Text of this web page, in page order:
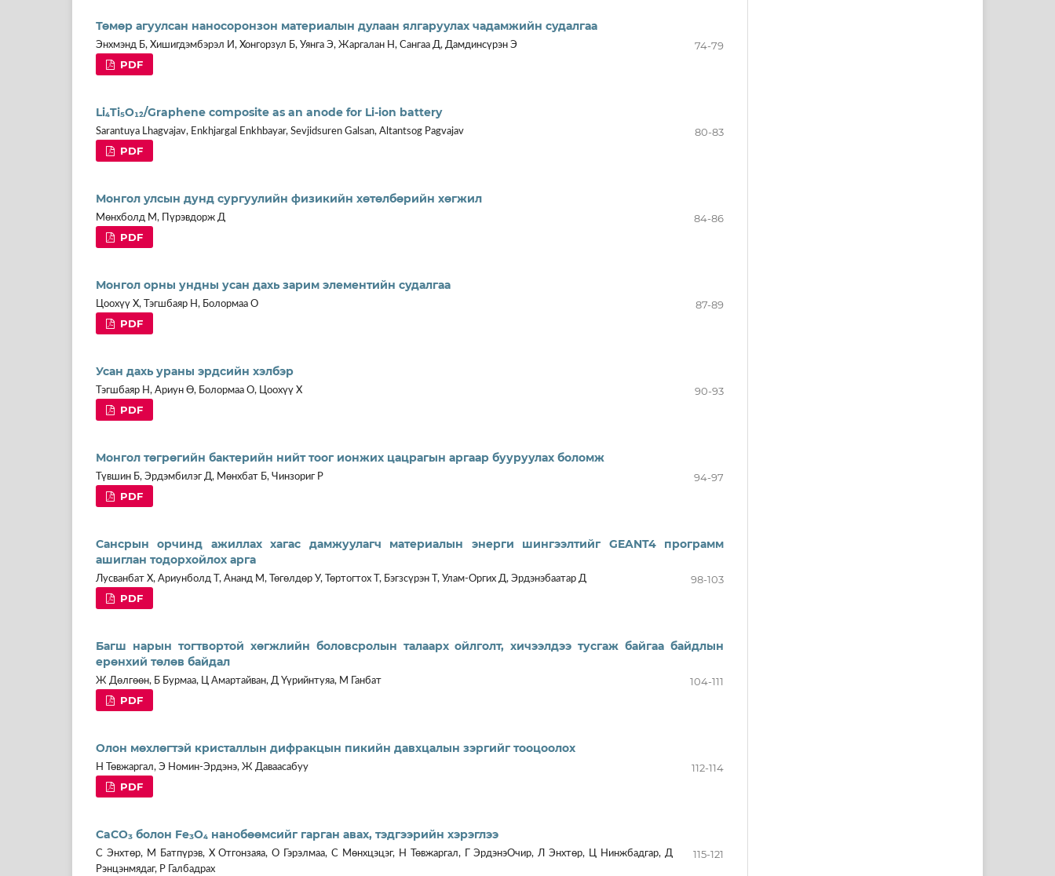
Төмөр агуулсан наносоронзон материалын дулаан ялгаруулах чадамжийн судалгаа
Энхмэнд Б, Хишигдэмбэрэл И, Хонгорзул Б, Уянга Э, Жаргалан Н, Сангаа Д, Дамдинсүрэн Э
74-79
PDF
Li₄Ti₅O₁₂/Graphene composite as an anode for Li-ion battery
Sarantuya Lhagvajav, Enkhjargal Enkhbayar, Sevjidsuren Galsan, Altantsog Pagvajav
80-83
PDF
Монгол улсын дунд сургуулийн физикийн хөтөлбөрийн хөгжил
Мөнхболд М, Пүрэвдорж Д
84-86
PDF
Монгол орны ундны усан дахь зарим элементийн судалгаа
Цоохүү Х, Тэгшбаяр Н, Болормаа О
87-89
PDF
Усан дахь ураны эрдсийн хэлбэр
Тэгшбаяр Н, Ариун Ө, Болормаа О, Цоохүү Х
90-93
PDF
Монгол төгрөгийн бактерийн нийт тоог ионжих цацрагын аргаар бууруулах боломж
Түвшин Б, Эрдэмбилэг Д, Мөнхбат Б, Чинзориг Р
94-97
PDF
Сансрын орчинд ажиллах хагас дамжуулагч материалын энерги шингээлтийг GEANT4 программ
ашиглан тодорхойлох арга
Лусванбат Х, Ариунболд Т, Ананд М, Төгөлдөр У, Төртогтох Т, Бэгзсүрэн Т, Улам-Оргих Д, Эрдэнэбаатар Д
98-103
PDF
Багш нарын тогтвортой хөгжлийн боловсролын талаарх ойлголт, хичээлдээ тусгаж байгаа байдлын
ерөнхий төлөв байдал
Ж Дөлгөөн, Б Бурмаа, Ц Амартайван, Д Үүрийнтуяа, М Ганбат
104-111
PDF
Олон мөхлөгтэй кристаллын дифракцын пикийн давхцалын зэргийг тооцоолох
Н Төвжаргал, Э Номин-Эрдэнэ, Ж Даваасабуу
112-114
PDF
CaCO₃ болон Fe₃O₄ нанобөөмсийг гарган авах, тэдгээрийн хэрэглээ
С Энхтөр, М Батпүрэв, Х Отгонзаяа, О Гэрэлмаа, С Мөнхцэцэг, Н Төвжаргал, Г ЭрдэнэОчир, Л Энхтөр, Ц Нинжбадгар, Д
Рэнцэнмядаг, Р Галбадрах
115-121